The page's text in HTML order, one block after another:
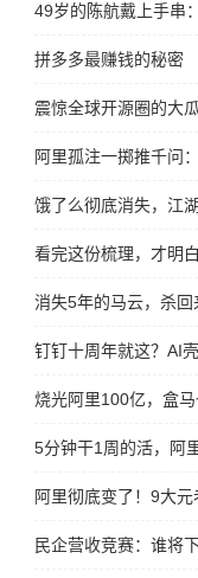
49岁的陈航戴上手串
拼多多最赚钱的秘密
震惊全球开源圈的大
阿里孤注一掷推千问
饿了么彻底消失，江
看完这份梳理，才明
消失5年的马云，杀回
钉钉十周年就这？AI
烧光阿里100亿，盒
5分钟干1周的活，阿
阿里彻底变了！9大
民企营收竞赛：谁将